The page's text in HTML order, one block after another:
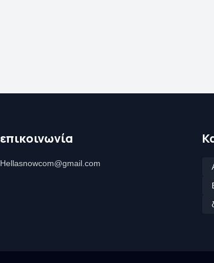
επικοινωνία
Hellasnowcom@gmail.com